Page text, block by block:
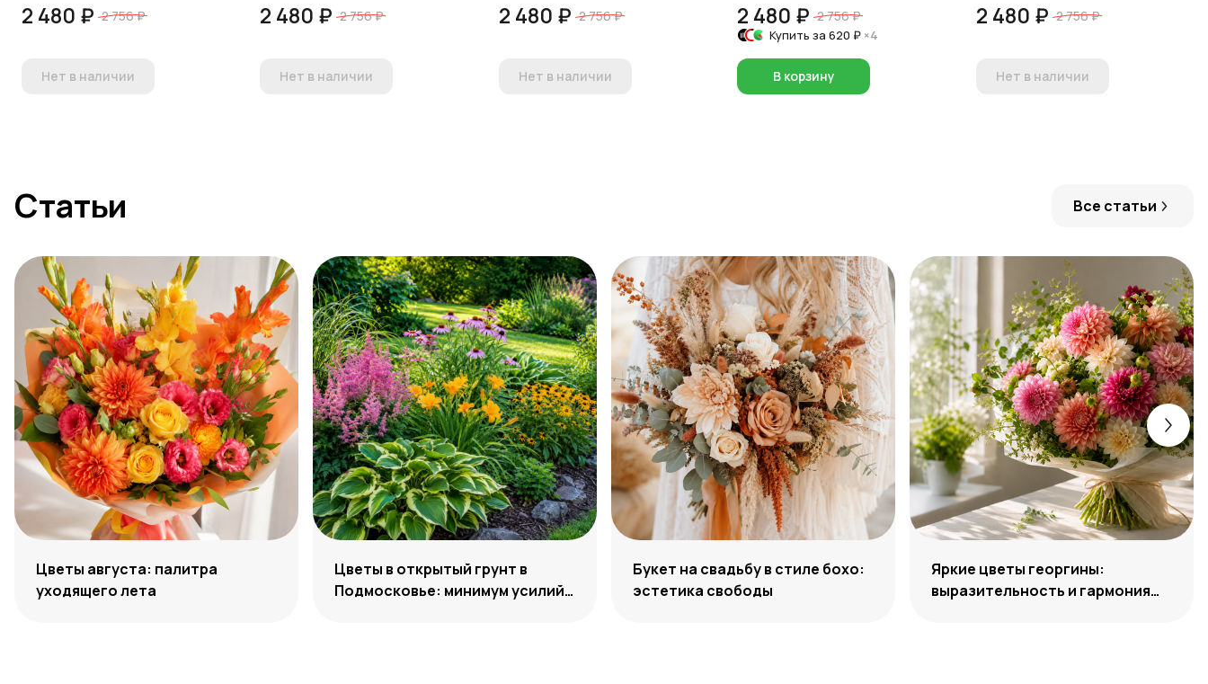
2 480 ₽ 2 756 ₽
Нет в наличии
2 480 ₽ 2 756 ₽
Нет в наличии
2 480 ₽ 2 756 ₽
Нет в наличии
2 480 ₽ 2 756 ₽
Купить за620 ₽ ×4
В корзину
2 480 ₽ 2 756 ₽
Нет в наличии
Статьи Все статьи
Цветы августа: палитра
уходящего лета
Цветы в открытый грунт в
Подмосковье: минимум усилий,
Букет на свадьбу в стиле бохо:
эстетика свободы
Яркие цветы георгины:
выразительность и гармония